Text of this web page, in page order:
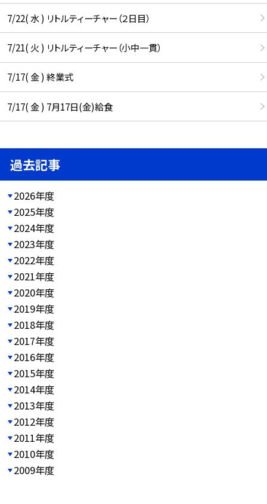
7/22( 水 ) リトルティーチャー（２日目）
7/21( 火 ) リトルティーチャー（小中一貫）
7/17( 金 ) 終業式
7/17( 金 ) 7月17日(金)給食
過去記事
2026年度
2025年度
2024年度
2023年度
2022年度
2021年度
2020年度
2019年度
2018年度
2017年度
2016年度
2015年度
2014年度
2013年度
2012年度
2011年度
2010年度
2009年度